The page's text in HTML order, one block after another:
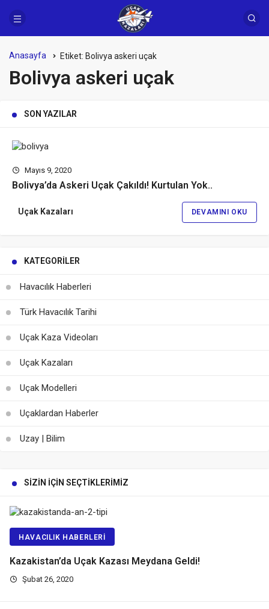
Anasayfa Etiket: Bolivya askeri uçak
Bolivya askeri uçak
SON YAZILAR
Mayıs 9, 2020
Bolivya’da Askeri Uçak Çakıldı! Kurtulan Yok..
Uçak Kazaları DEVAMINI OKU
KATEGORILER
Havacılık Haberleri
Türk Havacılık Tarihi
Uçak Kaza Videoları
Uçak Kazaları
Uçak Modelleri
Uçaklardan Haberler
Uzay | Bilim
SIZIN İÇIN SEÇTIKLERIMIZ
HAVACILIK HABERLERI
Kazakistan’da Uçak Kazası Meydana Geldi!
Şubat 26, 2020